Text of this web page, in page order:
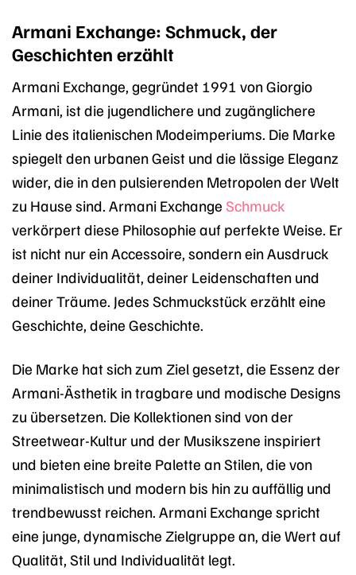
Armani Exchange: Schmuck, der
Geschichten erzählt
Armani Exchange, gegründet 1991 von Giorgio
Armani, ist die jugendlichere und zugänglichere
Linie des italienischen Modeimperiums. Die Marke
spiegelt den urbanen Geist und die lässige Eleganz
wider, die in den pulsierenden Metropolen der Welt
zu Hause sind. Armani Exchange Schmuck
verkörpert diese Philosophie auf perfekte Weise. Er
ist nicht nur ein Accessoire, sondern ein Ausdruck
deiner Individualität, deiner Leidenschaften und
deiner Träume. Jedes Schmuckstück erzählt eine
Geschichte, deine Geschichte.
Die Marke hat sich zum Ziel gesetzt, die Essenz der
Armani-Ästhetik in tragbare und modische Designs
zu übersetzen. Die Kollektionen sind von der
Streetwear-Kultur und der Musikszene inspiriert
und bieten eine breite Palette an Stilen, die von
minimalistisch und modern bis hin zu auffällig und
trendbewusst reichen. Armani Exchange spricht
eine junge, dynamische Zielgruppe an, die Wert auf
Qualität, Stil und Individualität legt.